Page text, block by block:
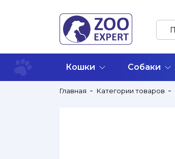
Кошки Собаки
Главная Категории товаров